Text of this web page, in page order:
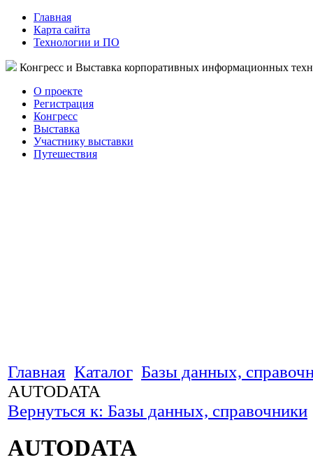
Главная
Карта сайта
Технологии и ПО
Конгресс и Выставка корпоративных информационных
О проекте
Регистрация
Конгресс
Выставка
Участнику выставки
Путешествия
Главная Каталог Базы данных,
AUTODATA
Вернуться к: Базы данных, справочники
AUTODATA